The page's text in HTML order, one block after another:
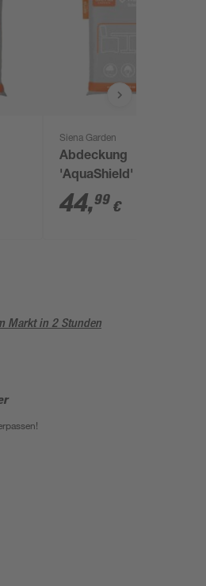
Siena Garden
Abdeckung
'AquaShield' für
Sitzgruppe 150 x 85 x
160 cm
44,99 €
Markt in 2 Stunden